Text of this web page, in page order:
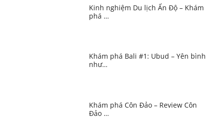
Kinh nghiệm Du lịch Ấn Độ – Khám
phá …
Khám phá Bali #1: Ubud – Yên bình
như…
Khám phá Côn Đảo – Review Côn
Đảo …